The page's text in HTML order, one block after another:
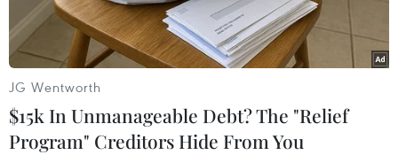
JG Wentworth
$15k In Unmanageable Debt? The "Relief
Program" Creditors Hide From You